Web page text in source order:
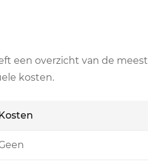
een overzicht van de meest
kosten.